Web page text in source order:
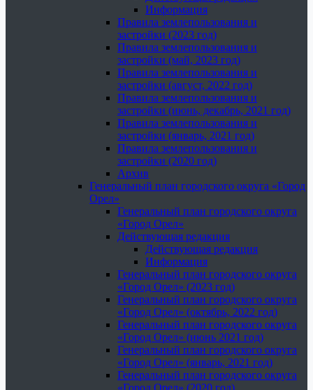
Информация
Правила землепользования и
застройки (2023 год)
Правила землепользования и
застройки (май, 2023 год)
Правила землепользования и
застройки (август, 2022 год)
Правила землепользования и
застройки (июнь, декабрь, 2021 год)
Правила землепользования и
застройки (январь, 2021 год)
Правила землепользования и
застройки (2020 год)
Архив
Генеральный план городского округа «Город
Орел»
Генеральный план городского округа
«Город Орел»
Действующая редакция
Действующая редакция
Информация
Генеральный план городского округа
«Город Орел» (2023 год)
Генеральный план городского округа
«Город Орел» (октябрь, 2022 год)
Генеральный план городского округа
«Город Орел» (июнь 2021 год)
Генеральный план городского округа
«Город Орел» (январь, 2021 год)
Генеральный план городского округа
«Город Орел» (2020 год)